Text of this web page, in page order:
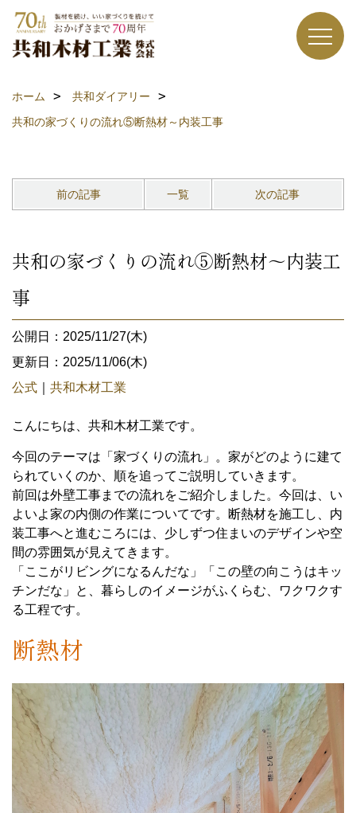
ホーム
共和ダイアリー
共和の家づくりの流れ⑤断熱材～内装工事
前の記事 一覧 次の記事
共和の家づくりの流れ⑤断熱材～内装工
事
公開日：2025/11/27(木)
更新日：2025/11/06(木)
公式
共和木材工業
こんにちは、共和木材工業です。
今回のテーマは「家づくりの流れ」。家がどのように建て
られていくのか、順を追ってご説明していきます。
前回は外壁工事までの流れをご紹介しました。今回は、い
よいよ家の内側の作業についてです。断熱材を施工し、内
装工事へと進むころには、少しずつ住まいのデザインや空
間の雰囲気が見えてきます。
「ここがリビングになるんだな」「この壁の向こうはキッ
チンだな」と、暮らしのイメージがふくらむ、ワクワクす
る工程です。
断熱材